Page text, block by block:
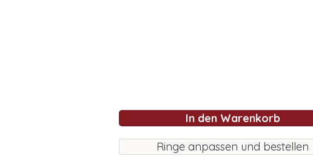
In den Warenkorb
Ringe anpassen und bestellen